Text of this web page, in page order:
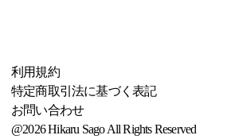
利用規約
特定商取引法に基づく表記
お問い合わせ
@2026 Hikaru Sago All Rights Reserved